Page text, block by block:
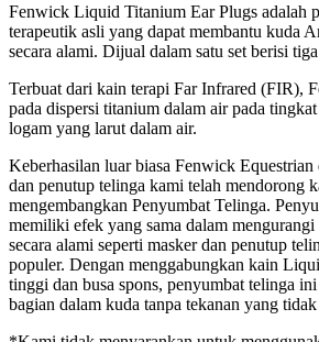
Fenwick Liquid Titanium Ear Plugs adalah
terapeutik asli yang dapat membantu kuda
secara alami. Dijual dalam satu set berisi
Terbuat dari kain terapi Far Infrared (FIR),
pada dispersi titanium dalam air pada
logam yang larut dalam air.
Keberhasilan luar biasa Fenwick Equestrian
dan penutup telinga kami telah mendorong
mengembangkan Penyumbat Telinga.
memiliki efek yang sama dalam mengurangi
secara alami seperti masker dan penutup
populer. Dengan menggabungkan kain
tinggi dan busa spons, penyumbat telinga
bagian dalam kuda tanpa tekanan yang